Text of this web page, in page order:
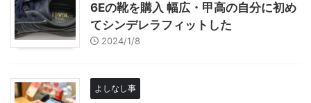
6Eの靴を購入 幅広・甲高の自分に初め
てシンデレラフィットした
2024/1/8
よしなし事